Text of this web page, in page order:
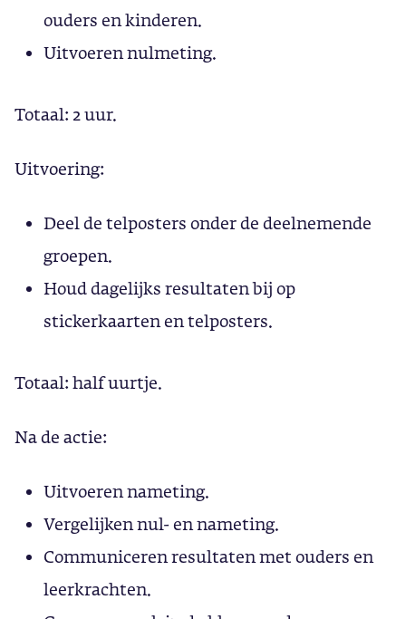
ouders en kinderen.
Uitvoeren nulmeting.
Totaal: 2 uur.
Uitvoering:
Deel de telposters onder de deelnemende
groepen.
Houd dagelijks resultaten bij op
stickerkaarten en telposters.
Totaal: half uurtje.
Na de actie:
Uitvoeren nameting.
Vergelijken nul- en nameting.
Communiceren resultaten met ouders en
leerkrachten.